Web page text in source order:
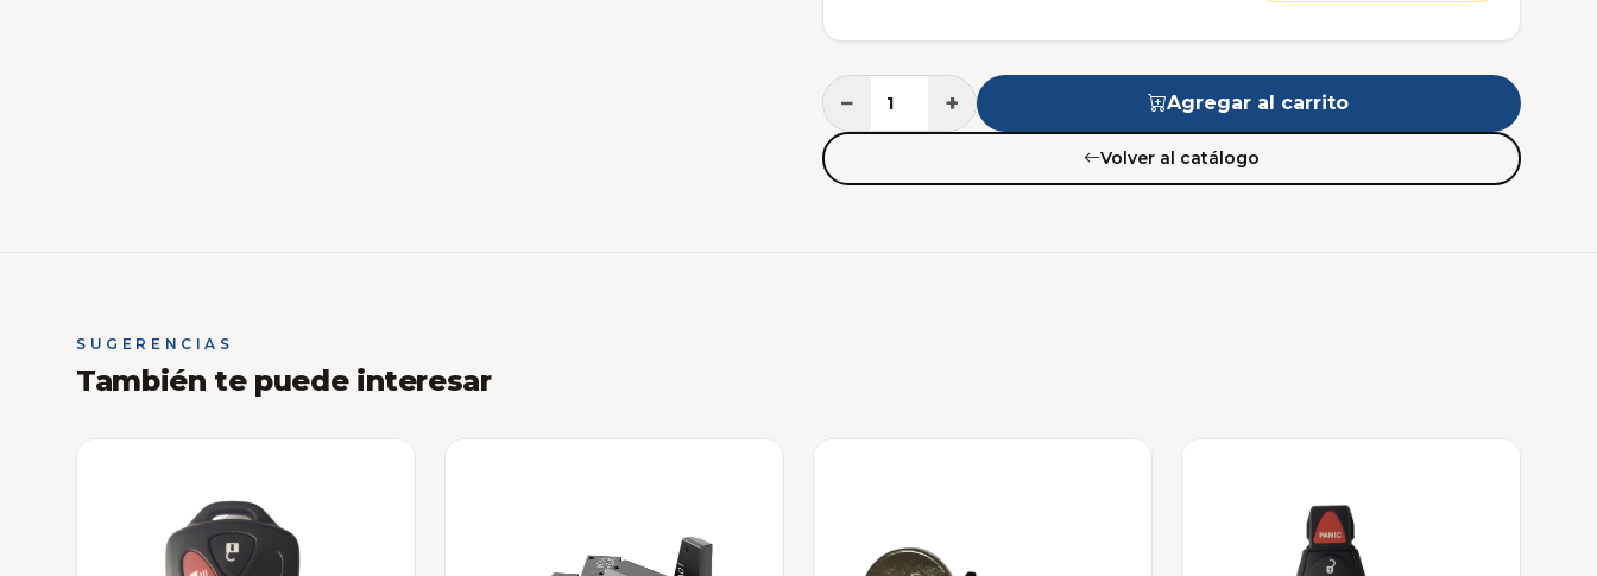
− + Agregar al carrito
Volver al catálogo
SUGERENCIAS
También te puede interesar